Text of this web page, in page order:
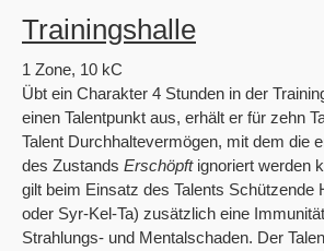
Trainingshalle
1 Zone, 10 kC
Übt ein Charakter 4 Stunden in der
einen Talentpunkt aus, erhält er für zehn
Talent Durchhaltevermögen, mit dem die
des Zustands Erschöpftignoriert werden
gilt beim Einsatz des Talents Schützende
oder Syr-Kel-Ta) zusätzlich eine
Strahlungs- und Mentalschaden. Der